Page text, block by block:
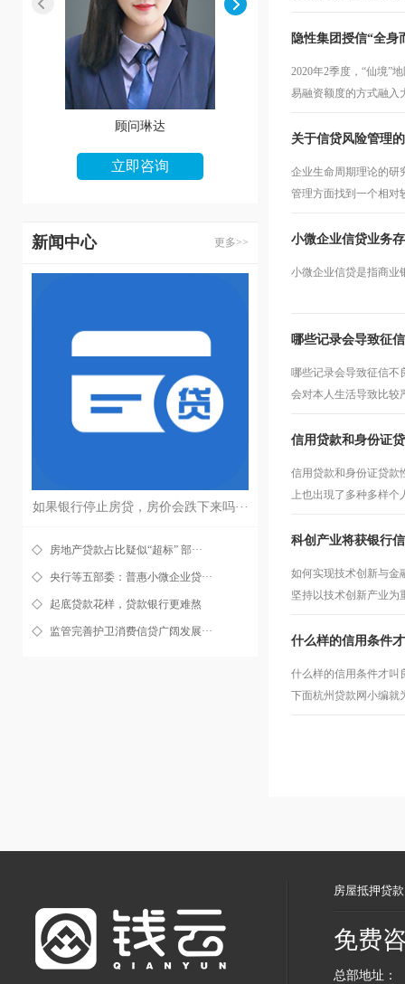
顾问琳达
立即咨询 立即咨询
新闻中心 更多>>
如果银行停止房贷，房价会跌下来吗···
房地产贷款占比疑似“超标” 部···
央行等五部委：普惠小微企业贷···
起底贷款花样，贷款银行更难熬
监管完善护卫消费信贷广阔发展···
隐性集团授信“全身
2020年2季度，“仙境”
易融资额度的方式融入
关于信贷风险管理
企业生命周期理论的研
管理方面找到一个相对
小微企业信贷业务
小微企业信贷是指商业
哪些记录会导致征
哪些记录会导致征信不
会对本人生活导致比较
信用贷款和身份证
信用贷款和身份证贷款
上也出現了多种多样个
科创产业将获银行
如何实现技术创新与金
坚持以技术创新产业为
什么样的信用条件
什么样的信用条件才叫
下面杭州贷款网小编就
房屋抵押贷款
免费
总部地址：